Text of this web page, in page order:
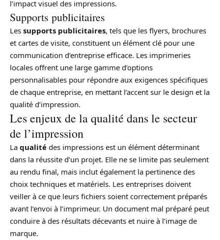
l’impact visuel des impressions.
Supports publicitaires
Les supports publicitaires, tels que les flyers, brochures
et cartes de visite, constituent un élément clé pour une
communication d’entreprise efficace. Les imprimeries
locales offrent une large gamme d’options
personnalisables pour répondre aux exigences spécifiques
de chaque entreprise, en mettant l’accent sur le design et la
qualité d’impression.
Les enjeux de la qualité dans le secteur
de l’impression
La qualité des impressions est un élément déterminant
dans la réussite d’un projet. Elle ne se limite pas seulement
au rendu final, mais inclut également la pertinence des
choix techniques et matériels. Les entreprises doivent
veiller à ce que leurs fichiers soient correctement préparés
avant l’envoi à l’imprimeur. Un document mal préparé peut
conduire à des résultats décevants et nuire à l’image de
marque.